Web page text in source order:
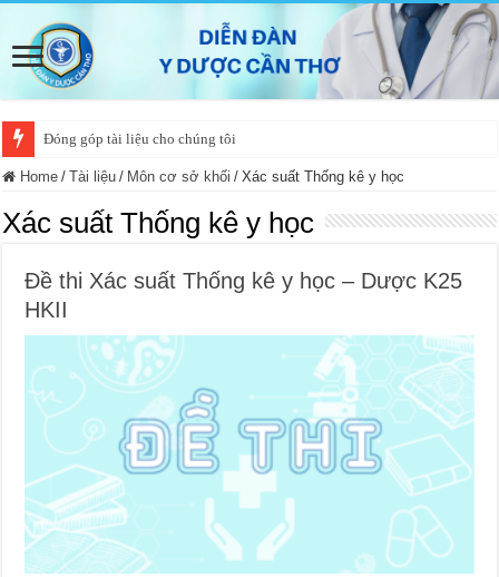
Đóng góp tài liệu cho chúng tôi
Home / Tài liệu / Môn cơ sở khối / Xác suất Thống kê y học
Xác suất Thống kê y học
Đề thi Xác suất Thống kê y học – Dược K25
HKII